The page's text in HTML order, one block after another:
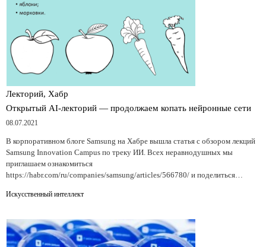
Лекторий, Хабр
Открытый AI-лекторий — продолжаем копать нейронные сети
08.07.2021
В корпоративном блоге Samsung на Хабре вышла статья с обзором лекций
Samsung Innovation Campus по треку ИИ. Всех неравнодушных мы
приглашаем ознакомиться
https://habr.com/ru/companies/samsung/articles/566780/ и поделиться…
Искусственный интеллект